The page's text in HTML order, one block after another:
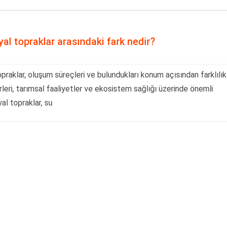
topraklar arasındaki fark nedir?
oluşum süreçleri ve bulundukları konum açısından farklılık
tarımsal faaliyetler ve ekosistem sağlığı üzerinde önemli
topraklar, su